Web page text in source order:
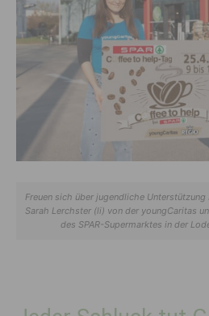
Freuen sich über jugendliche
Sarah Lerchster (li) von der youngCaritas
des SPAR-Supermarktes in der